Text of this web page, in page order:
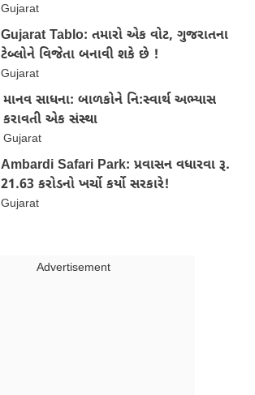
Gujarat
Gujarat Tablo: તમારો એક વોટ, ગુજરાતના
ટેબ્લોને વિજેતા બનાવી શકે છે !
Gujarat
માનવ સાધના: બાળકોને નિ:સ્વાર્થ અભ્યાસ
કરાવતી એક સંસ્થા
Gujarat
Ambardi Safari Park: પ્રવાસન વધારવા રૂ.
21.63 કરોડનો ખર્ચો કર્યો સરકારે!
Gujarat